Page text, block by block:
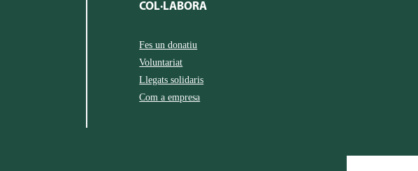
COL·LABORA
Fes un donatiu
Voluntariat
Llegats solidaris
Com a empresa